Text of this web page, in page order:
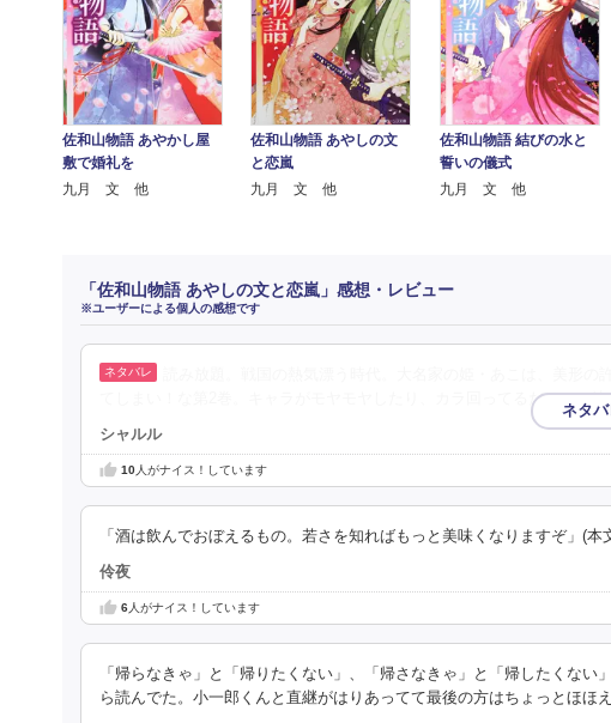
佐和山物語 あやかし屋
敷で婚礼を
九月 文 他
佐和山物語 あやしの文
と恋嵐
九月 文 他
佐和山物語 結びの水と
誓いの儀式
九月 文 他
「佐和山物語 あやしの文と恋嵐」感想・レビュー
※ユーザーによる個人の感想です
てしまい！な第2巻。キャラがモヤモヤしたり、カラ回ってるだけで、
シャルル
10人がナイス！しています
「酒は飲んでおぼえるもの。若さを知ればもっと美味くなりますぞ」(本
伶夜
6人がナイス！しています
「帰らなきゃ」と「帰りたくない」、「帰さなきゃ」と「帰したくな
ら読んでた。小一郎くんと直継がはりあってて最後の方はちょっとほほ